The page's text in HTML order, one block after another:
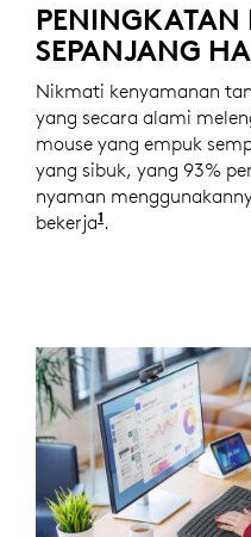
SEPANJANG
Nikmati kenyamanan
yang secara alami
mouse yang empuk
yang sibuk, yang 93%
nyaman
bekerja1 Berdasarkan
.